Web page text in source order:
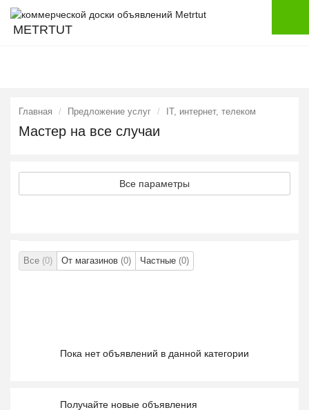
METRTUT
Главная Предложение услуг IT, интернет, телеком
Мастер на все случаи
Все параметры
Все (0) От магазинов (0) Частные (0)
Пока нет объявлений в данной категории
Получайте новые объявления